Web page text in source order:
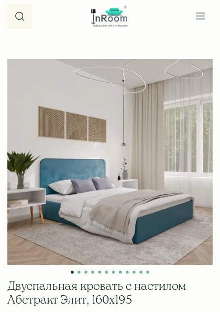
Двуспальная кровать с настилом
Абстракт Элит, 160х195